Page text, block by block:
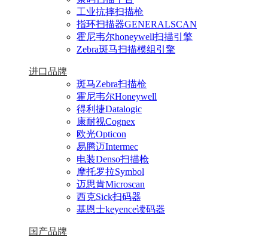
工业抗摔扫描枪
指环扫描器GENERALSCAN
霍尼韦尔honeywell扫描引擎
Zebra斑马扫描模组引擎
进口品牌
斑马Zebra扫描枪
霍尼韦尔Honeywell
得利捷Datalogic
康耐视Cognex
欧光Opticon
易腾迈Intermec
电装Denso扫描枪
摩托罗拉Symbol
迈思肯Microscan
西克Sick扫码器
基恩士keyence读码器
国产品牌